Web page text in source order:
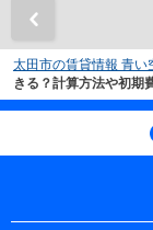
太田市の賃貸情報 青い
きる？計算方法や初期